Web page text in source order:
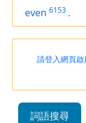
even 6153 .
請登入網頁啟
詞語搜尋